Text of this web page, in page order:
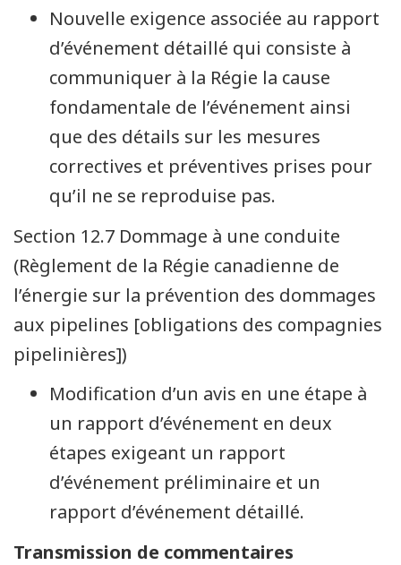
Nouvelle exigence associée au rapport
d’événement détaillé qui consiste à
communiquer à la Régie la cause
fondamentale de l’événement ainsi
que des détails sur les mesures
correctives et préventives prises pour
qu’il ne se reproduise pas.
Section 12.7 Dommage à une conduite
(Règlement de la Régie canadienne de
l’énergie sur la prévention des dommages
aux pipelines [obligations des compagnies
pipelinières])
Modification d’un avis en une étape à
un rapport d’événement en deux
étapes exigeant un rapport
d’événement préliminaire et un
rapport d’événement détaillé.
Transmission de commentaires